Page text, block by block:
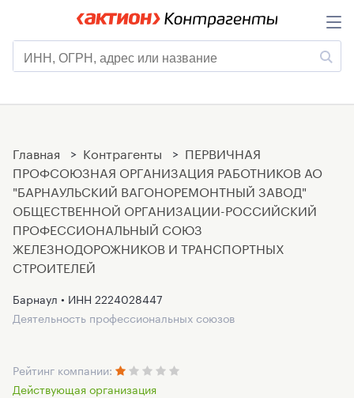
Главная > Контрагенты > ПЕРВИЧНАЯ
ПРОФСОЮЗНАЯ ОРГАНИЗАЦИЯ РАБОТНИКОВ АО
"БАРНАУЛЬСКИЙ ВАГОНОРЕМОНТНЫЙ ЗАВОД"
ОБЩЕСТВЕННОЙ ОРГАНИЗАЦИИ-РОССИЙСКИЙ
ПРОФЕССИОНАЛЬНЫЙ СОЮЗ
ЖЕЛЕЗНОДОРОЖНИКОВ И ТРАНСПОРТНЫХ
СТРОИТЕЛЕЙ
Барнаул • ИНН 2224028447
Деятельность профессиональных союзов
Рейтинг компании:
Действующая организация